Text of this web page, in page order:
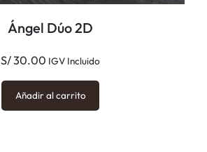
Ángel Dúo 2D
S/30.00 IGV Incluido
Añadir al carrito